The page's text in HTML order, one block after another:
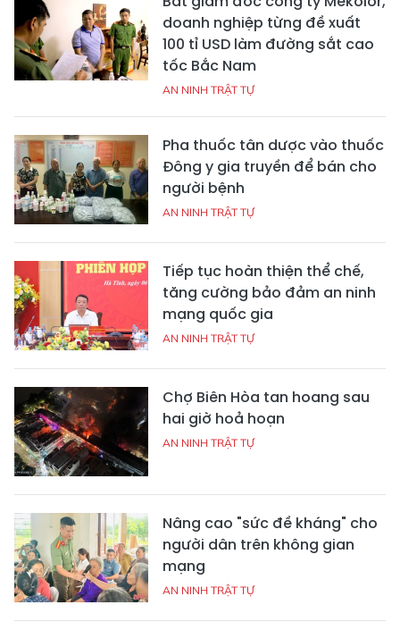
doanh nghiệp từng đề xuất
100 tỉ USD làm đường sắt cao
tốc Bắc Nam
AN NINH TRẬT TỰ
Pha thuốc tân dược vào thuốc
Đông y gia truyền để bán cho
người bệnh
AN NINH TRẬT TỰ
Tiếp tục hoàn thiện thể chế,
tăng cường bảo đảm an ninh
mạng quốc gia
AN NINH TRẬT TỰ
Chợ Biên Hòa tan hoang sau
hai giờ hoả hoạn
AN NINH TRẬT TỰ
Nâng cao "sức đề kháng" cho
người dân trên không gian
mạng
AN NINH TRẬT TỰ